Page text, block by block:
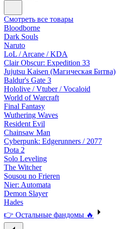
Смотреть все товары
Bloodborne
Dark Souls
Naruto
LoL / Arcane / KDA
Clair Obscur: Expedition 33
Jujutsu Kaisen (Магическая Битва)
Baldur's Gate 3
Hololive / Vtuber / Vocaloid
World of Warcraft
Final Fantasy
Wuthering Waves
Resident Evil
Chainsaw Man
Cyberpunk: Edgerunners / 2077
Dota 2
Solo Leveling
The Witcher
Sousou no Frieren
Nier: Automata
Demon Slayer
Hades
👉 Остальные фандомы 🔥